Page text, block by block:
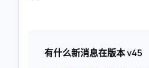
有什么新消息在版本v45